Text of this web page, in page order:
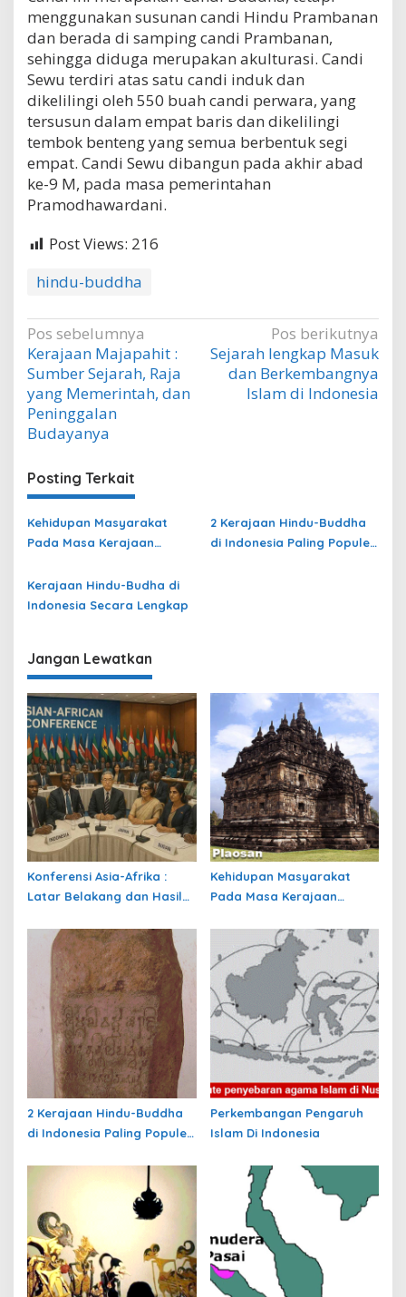
menggunakan susunan candi Hindu Prambanan
dan berada di samping candi Prambanan,
sehingga diduga merupakan akulturasi. Candi
Sewu terdiri atas satu candi induk dan
dikelilingi oleh 550 buah candi perwara, yang
tersusun dalam empat baris dan dikelilingi
tembok benteng yang semua berbentuk segi
empat. Candi Sewu dibangun pada akhir abad
ke-9 M, pada masa pemerintahan
Pramodhawardani.
Post Views: 216
hindu-buddha
Navigasi
pos
Pos sebelumnya
Kerajaan Majapahit :
Sumber Sejarah, Raja
yang Memerintah, dan
Peninggalan
Budayanya
Pos berikutnya
Sejarah lengkap Masuk
dan Berkembangnya
Islam di Indonesia
Posting Terkait
Kehidupan Masyarakat
Pada Masa Kerajaan
2 Kerajaan Hindu-Buddha
di Indonesia Paling Populer
Kerajaan Hindu-Budha di
Indonesia Secara Lengkap
Jangan Lewatkan
Konferensi Asia-Afrika :
Latar Belakang dan Hasil
Kehidupan Masyarakat
Pada Masa Kerajaan
2 Kerajaan Hindu-Buddha
di Indonesia Paling Populer
Peradaban Nusantara
Perkembangan Pengaruh
Islam Di Indonesia